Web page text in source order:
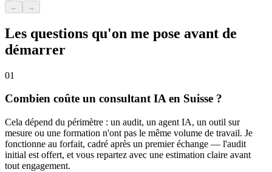
← →
Les questions qu'on me pose avant de
démarrer
01
Combien coûte un consultant IA en Suisse ?
Cela dépend du périmètre : un audit, un agent IA, un outil sur
mesure ou une formation n'ont pas le même volume de travail. Je
fonctionne au forfait, cadré après un premier échange — l'audit
initial est offert, et vous repartez avec une estimation claire avant
tout engagement.